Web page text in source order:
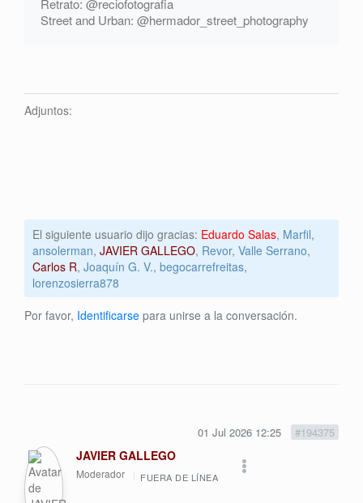
Retrato: @reciofotografia
Street and Urban: @hermador_street_photography
Adjuntos:
El siguiente usuario dijo gracias: Eduardo Salas, Marfil,
ansolerman, JAVIER GALLEGO, Revor, Valle Serrano,
Carlos R, Joaquín G. V., begocarrefreitas,
lorenzosierra878
Por favor, Identificarse para unirse a la conversación.
01 Jul 2026 12:25 #194375
JAVIER GALLEGO
Moderador FUERA DE LÍNEA